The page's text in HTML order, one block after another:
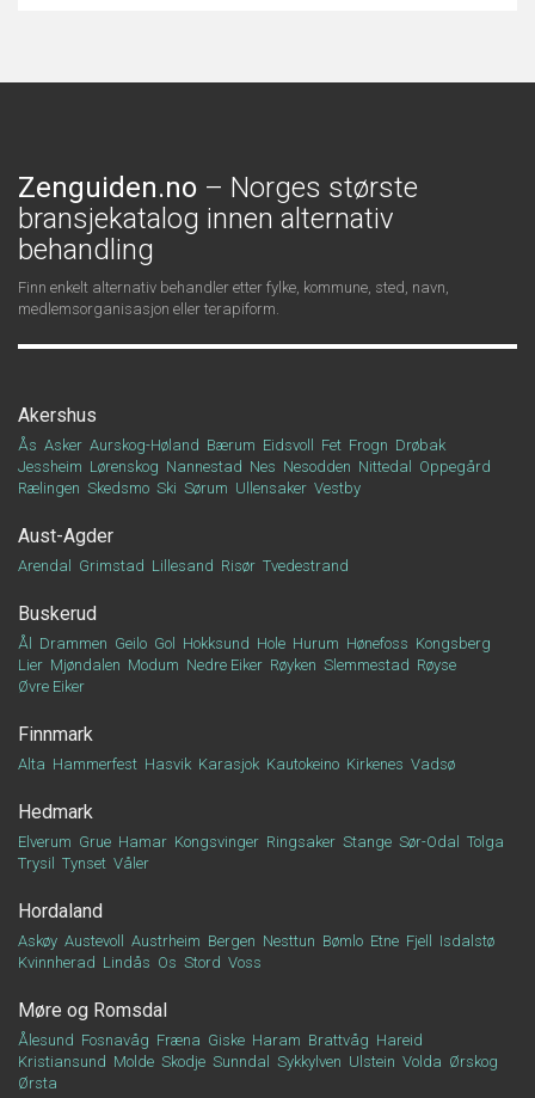
Zenguiden.no – Norges største
bransjekatalog innen alternativ
behandling
Finn enkelt alternativ behandler etter fylke, kommune, sted, navn,
medlemsorganisasjon eller terapiform.
Akershus
Ås Asker Aurskog-Høland Bærum Eidsvoll Fet Frogn Drøbak
Jessheim Lørenskog Nannestad Nes Nesodden Nittedal
Oppegård
Rælingen Skedsmo Ski Sørum Ullensaker Vestby
Aust-Agder
Arendal Grimstad Lillesand Risør Tvedestrand
Buskerud
Ål Drammen Geilo Gol Hokksund Hole Hurum Hønefoss Kongsberg
Lier Mjøndalen Modum Nedre Eiker Røyken Slemmestad Røyse
Øvre Eiker
Finnmark
Alta Hammerfest Hasvik Karasjok Kautokeino Kirkenes Vadsø
Hedmark
Elverum Grue Hamar Kongsvinger Ringsaker Stange Sør-Odal
Tolga
Trysil
Tynset Våler
Hordaland
Askøy Austevoll Austrheim Bergen Nesttun Bømlo Etne Fjell
Isdalstø
Kvinnherad Lindås Os Stord Voss
Møre og Romsdal
Ålesund Fosnavåg Fræna Giske Haram Brattvåg Hareid
Kristiansund Molde Skodje Sunndal Sykkylven Ulstein Volda Ørskog
Ørsta